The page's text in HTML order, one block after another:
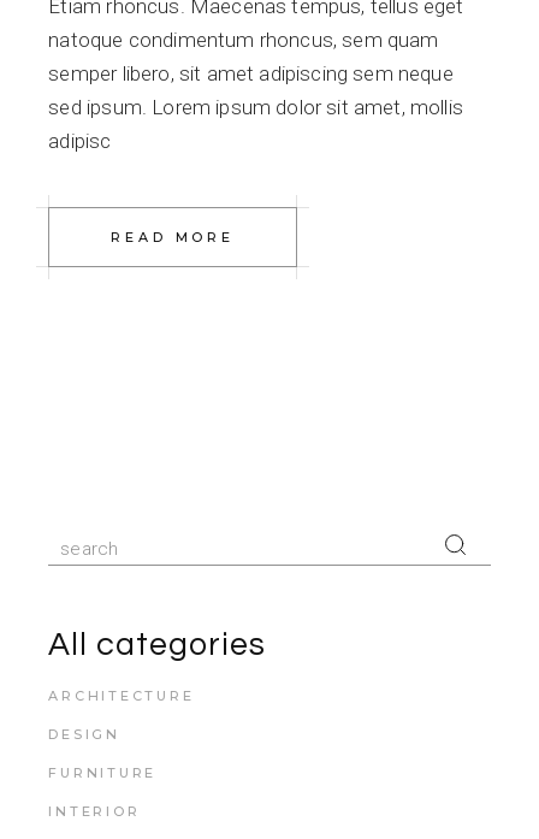
Etiam rhoncus. Maecenas tempus, tellus eget
natoque condimentum rhoncus, sem quam
semper libero, sit amet adipiscing sem neque
sed ipsum. Lorem ipsum dolor sit amet, mollis
adipisc
READ MORE
Search
for:
All categories
ARCHITECTURE
DESIGN
FURNITURE
INTERIOR